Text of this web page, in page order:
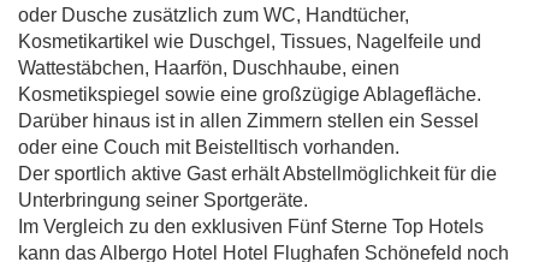
oder Dusche zusätzlich zum WC, Handtücher,
Kosmetikartikel wie Duschgel, Tissues, Nagelfeile und
Wattestäbchen, Haarfön, Duschhaube, einen
Kosmetikspiegel sowie eine großzügige Ablagefläche.
Darüber hinaus ist in allen Zimmern stellen ein Sessel
oder eine Couch mit Beistelltisch vorhanden.
Der sportlich aktive Gast erhält Abstellmöglichkeit für die
Unterbringung seiner Sportgeräte.
Im Vergleich zu den exklusiven Fünf Sterne Top Hotels
kann das Albergo Hotel Hotel Flughafen Schönefeld noch